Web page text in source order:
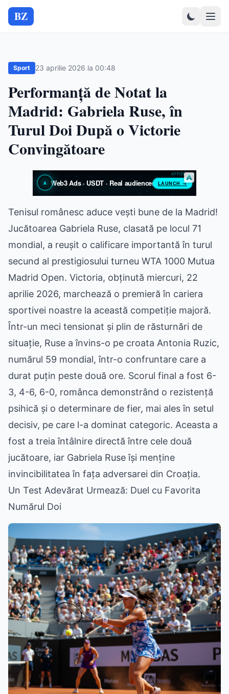
BZ
Sport 23 aprilie 2026 la 00:48
Performanță de Notat la
Madrid: Gabriela Ruse, în
Turul Doi După o Victorie
Convingătoare
Tenisul românesc aduce vești bune de la Madrid!
Jucătoarea Gabriela Ruse, clasată pe locul 71
mondial, a reușit o calificare importantă în turul
secund al prestigiosului turneu WTA 1000 Mutua
Madrid Open. Victoria, obținută miercuri, 22
aprilie 2026, marchează o premieră în cariera
sportivei noastre la această competiție majoră.
Într-un meci tensionat și plin de răsturnări de
situație, Ruse a învins-o pe croata Antonia Ruzic,
numărul 59 mondial, într-o confruntare care a
durat puțin peste două ore. Scorul final a fost 6-
3, 4-6, 6-0, românca demonstrând o rezistență
psihică și o determinare de fier, mai ales în setul
decisiv, pe care l-a dominat categoric. Aceasta a
fost a treia întâlnire directă între cele două
jucătoare, iar Gabriela Ruse își menține
invincibilitatea în fața adversarei din Croația.
Un Test Adevărat Urmează: Duel cu Favorita
Numărul Doi